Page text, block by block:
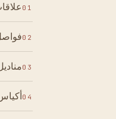
01
02
03
04